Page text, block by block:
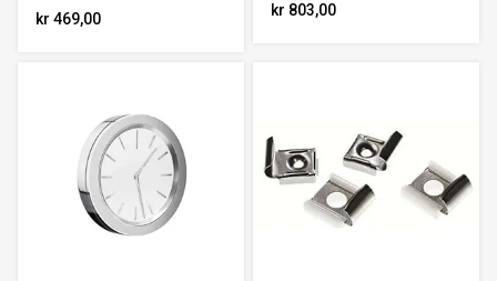
kr 469,00 kr 803,00